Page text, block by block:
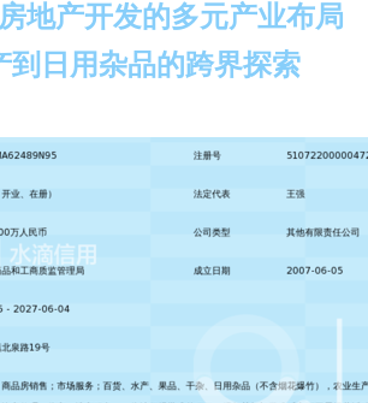
地产开发的多元产业布局
到日用杂品的跨界探索